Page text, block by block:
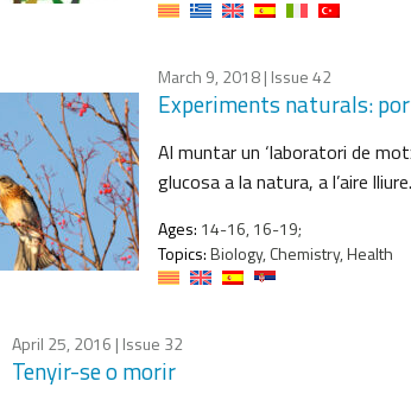
March 9, 2018| Issue 42
Experiments naturals:
Al muntar un ‘laboratori de
glucosa a la natura, a l’aire lliure.
Ages: 14-16, 16-19;
Topics:Biology, Chemistry, Health
April 25, 2016 | Issue 32
Tenyir-se o morir